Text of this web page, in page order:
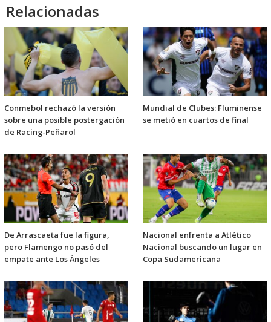
Relacionadas
Conmebol rechazó la versión
sobre una posible postergación
de Racing-Peñarol
Mundial de Clubes: Fluminense
se metió en cuartos de final
De Arrascaeta fue la figura,
pero Flamengo no pasó del
empate ante Los Ángeles
Nacional enfrenta a Atlético
Nacional buscando un lugar en
Copa Sudamericana